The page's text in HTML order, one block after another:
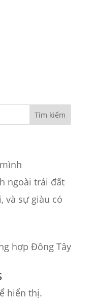
Tìm kiếm
ngoài trái đất
và sự giàu có
hợp Đông Tây
hiển thị.